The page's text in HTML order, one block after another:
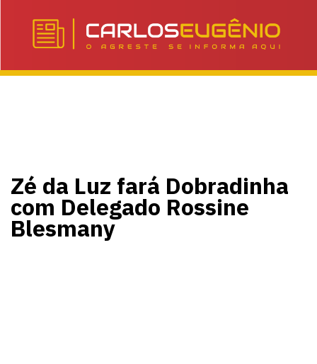
Zé da Luz fará Dobradinha
com Delegado Rossine
Blesmany